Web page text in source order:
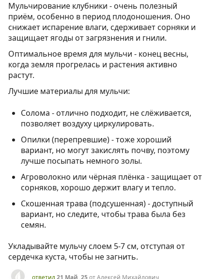
Мульчирование клубники - очень полезный
приём, особенно в период плодоношения. Оно
снижает испарение влаги, сдерживает сорняки и
защищает ягоды от загрязнения и гнили.
Оптимальное время для мульчи - конец весны,
когда земля прогрелась и растения активно
растут.
Лучшие материалы для мульчи:
Солома - отлично подходит, не слёживается,
позволяет воздуху циркулировать.
Опилки (перепревшие) - тоже хороший
вариант, но могут закислять почву, поэтому
лучше посыпать немного золы.
Агроволокно или чёрная плёнка - защищает от
сорняков, хорошо держит влагу и тепло.
Скошенная трава (подсушенная) - доступный
вариант, но следите, чтобы трава была без
семян.
Укладывайте мульчу слоем 5-7 см, отступая от
сердечка куста, чтобы не загнить.
ответил 21 Май, 25отАлексей Михайлович